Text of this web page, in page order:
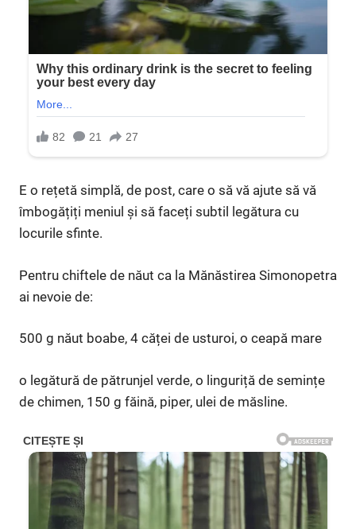
E o rețetă simplă, de post, care o să vă ajute să vă
îmbogățiți meniul și să faceți subtil legătura cu
locurile sfinte.
Pentru chiftele de năut ca la Mănăstirea Simonopetra
ai nevoie de:
500 g năut boabe, 4 căței de usturoi, o ceapă mare
o legătură de pătrunjel verde, o linguriță de semințe
de chimen, 150 g făină, piper, ulei de măsline.